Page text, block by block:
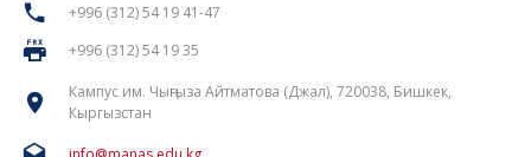
+996 (312) 54 19 41-47
+996 (312) 54 19 35
Кампус им. Чыңгыза Айтматова (Джал), 720038, Бишкек,
Кыргызстан